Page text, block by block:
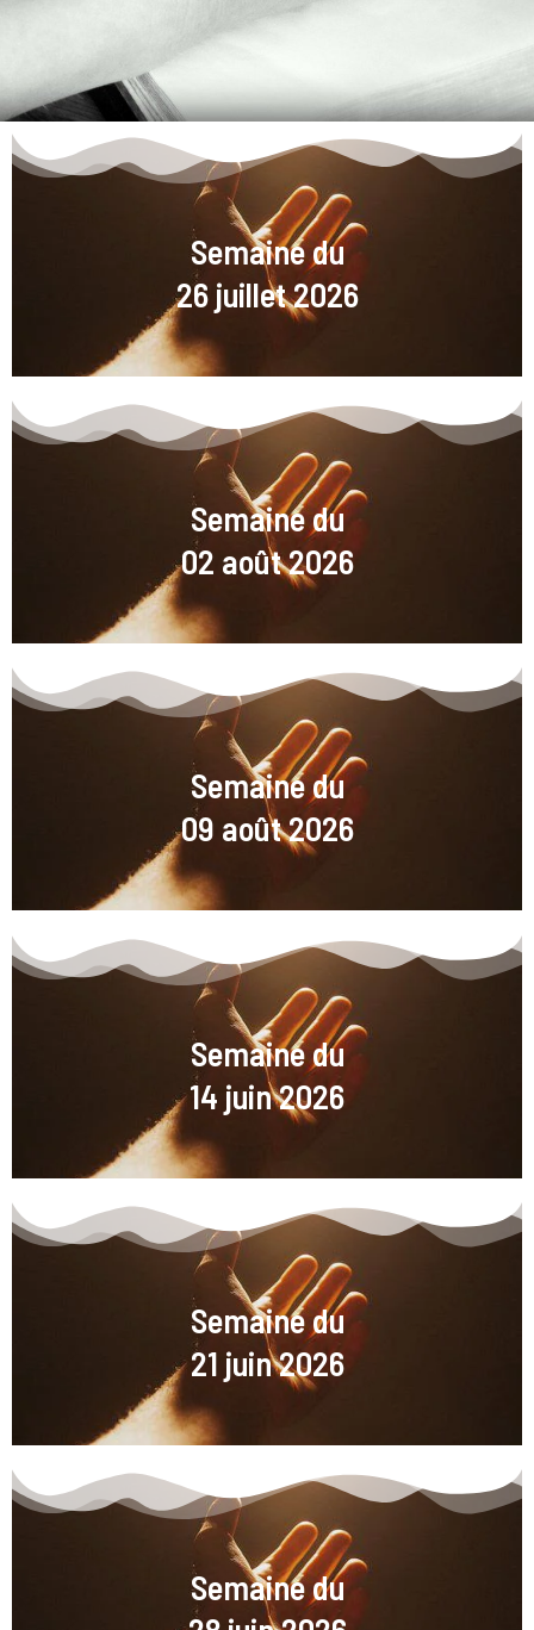
Semaine du
26 juillet 2026
Semaine du
02 août 2026
Semaine du
09 août 2026
Semaine du
14 juin 2026
Semaine du
21 juin 2026
Semaine du